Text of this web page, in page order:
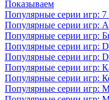
Показываем
Популярные серии игр: 7
Популярные серии игр:
Популярные серии игр:
Популярные серии игр:
Популярные серии игр:
Популярные серии игр:
Популярные серии игр:
Популярные серии игр: